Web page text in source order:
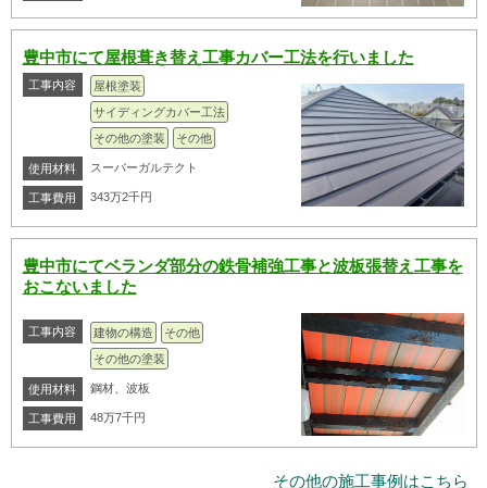
豊中市にて屋根葺き替え工事カバー工法を行いました
工事内容
屋根塗装
サイディングカバー工法
その他の塗装
その他
使用材料 スーバーガルテクト
工事費用 343万2千円
豊中市にてベランダ部分の鉄骨補強工事と波板張替え工事を
おこないました
工事内容 建物の構造
その他
その他の塗装
使用材料 鋼材、波板
工事費用 48万7千円
その他の施工事例はこちら